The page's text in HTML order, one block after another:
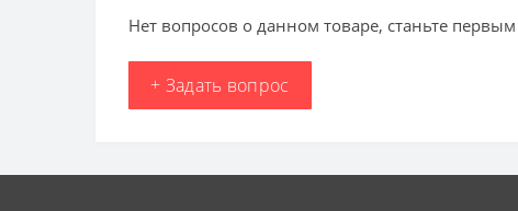
Нет вопросов о данном товаре, станьте
+ Задать вопрос